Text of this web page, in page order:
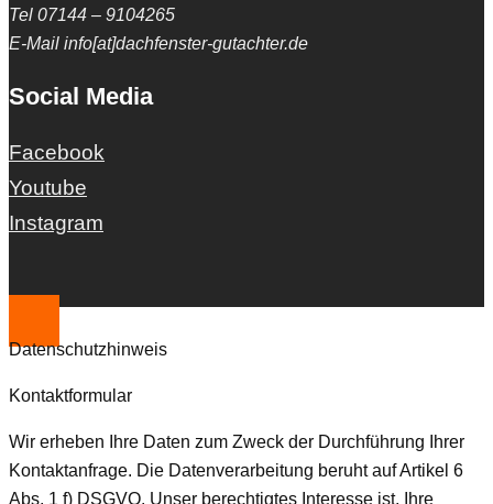
Tel 07144 – 9104265
E-Mail info[at]dachfenster-gutachter.de
Social Media
Facebook
Youtube
Instagram
Datenschutzhinweis
Kontaktformular
Wir erheben Ihre Daten zum Zweck der Durchführung Ihrer
Kontaktanfrage. Die Datenverarbeitung beruht auf Artikel 6
Abs. 1 f) DSGVO. Unser berechtigtes Interesse ist, Ihre